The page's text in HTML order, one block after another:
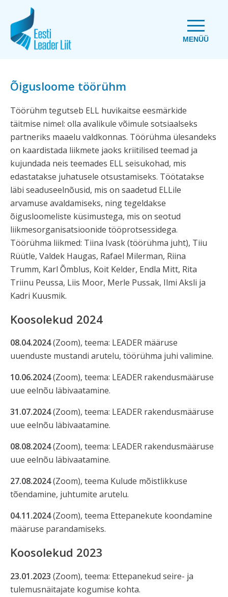
MENÜÜ
Õigusloome töörühm
Töörühm tegutseb ELL huvikaitse eesmärkide
täitmise nimel: olla avalikule võimule sotsiaalseks
partneriks maaelu valdkonnas. Töörühma ülesandeks
on kaardistada liikmete jaoks kriitilised teemad ja
kujundada neis teemades ELL seisukohad, mis
edastatakse juhatusele otsustamiseks. Töötatakse
läbi seaduseelnõusid, mis on saadetud ELLile
arvamuse avaldamiseks, ning tegeldakse
õigusloomeliste küsimustega, mis on seotud
liikmesorganisatsioonide tööprotsessidega.
Töörühma liikmed: Tiina Ivask (töörühma juht), Tiiu
Rüütle, Valdek Haugas, Rafael Milerman, Riina
Trumm, Karl Õmblus, Koit Kelder, Endla Mitt, Rita
Triinu Peussa, Liis Moor, Merle Pussak, Ilmi Aksli ja
Kadri Kuusmik.
Koosolekud 2024
08.04.2024(Zoom), teema: LEADER määruse
uuenduste mustandi arutelu, töörühma juhi valimine.
10.06.2024(Zoom), teema: LEADER rakendusmääruse
uue eelnõu läbivaatamine.
31.07.2024(Zoom), teema: LEADER rakendusmääruse
uue eelnõu läbivaatamine.
08.08.2024(Zoom), teema: LEADER rakendusmääruse
uue eelnõu läbivaatamine.
27.08.2024(Zoom), teema Kulude mõistlikkuse
tõendamine, juhtumite arutelu.
04.11.2024(Zoom), teema Ettepanekute koondamine
määruse parandamiseks.
Koosolekud 2023
23.01.2023 (Zoom), teema: Ettepanekud seire- ja
tulemusnäitajate kogumise kohta.